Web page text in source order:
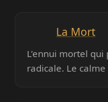
La Mort
L’ennui mortel
radicale. Le